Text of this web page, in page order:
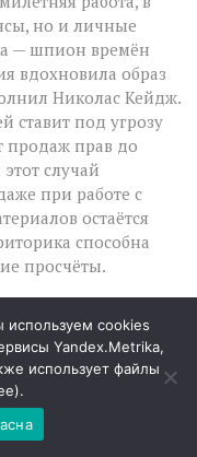
но и личные
— шпион времён
вдохновила образ
Николас Кейдж.
ставит под угрозу
продаж прав до
случай
при работе с
остаётся
способна
просчёты.
ловит
используем cookies
Yandex.Metrika,
использует файлы
).